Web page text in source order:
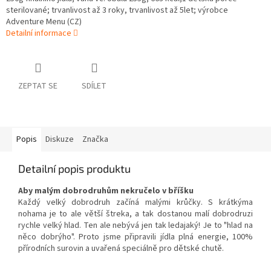
sterilované; trvanlivost až 3 roky, trvanlivost až 5let; výrobce
Adventure Menu (CZ)
Detailní informace
ZEPTAT SE SDÍLET
Popis Diskuze Značka
Detailní popis produktu
Aby malým dobrodruhům nekručelo v bříšku
Každý velký dobrodruh začíná malými krůčky. S krátkýma
nohama je to ale větší štreka, a tak dostanou malí dobrodruzi
rychle velký hlad. Ten ale nebývá jen tak ledajaký! Je to "hlad na
něco dobrýho". Proto jsme připravili jídla plná energie, 100%
přírodních surovin a uvařená speciálně pro dětské chutě.